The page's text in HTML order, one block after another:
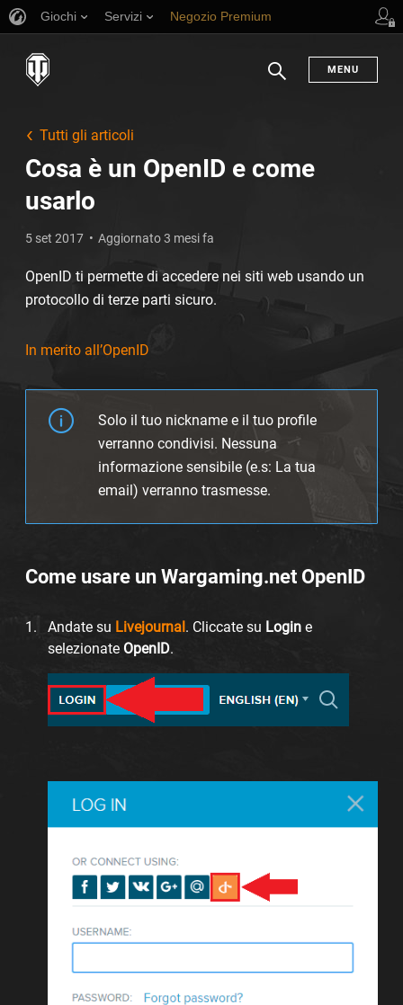
Giochi Servizi Negozio Premium
Ricerca
MENU
Tutti gli articoli
Cosa è un OpenID e come
usarlo
5 set 2017 Aggiornato 3 mesi fa
OpenID ti permette di accedere nei siti web usando un
protocollo di terze parti sicuro.
In merito all’OpenID
Solo il tuo nickname e il tuo profile
verranno condivisi. Nessuna
informazione sensibile (e.s: La tua
email) verranno trasmesse.
Come usare un Wargaming.net OpenID
Andate su Livejournal. Cliccate su Login e
selezionate OpenID.